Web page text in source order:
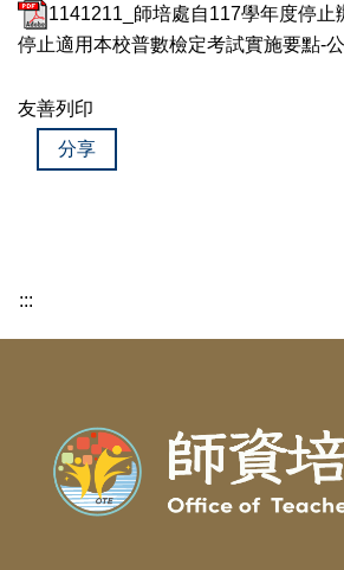
1141211_師培處自117學年度停止
停止適用本校普數檢定考試實施要點-
友善列印
分享
:::